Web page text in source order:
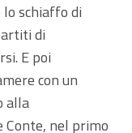
schiaffo di
di
E poi
con un
alla
Conte, nel primo